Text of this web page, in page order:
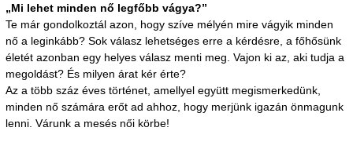
„Mi lehet minden nő legfőbb vágya?”
Te már gondolkoztál azon, hogy szíve mélyén mire vágyik minden
nő a leginkább? Sok válasz lehetséges erre a kérdésre, a főhősünk
életét azonban egy helyes válasz menti meg. Vajon ki az, aki tudja a
megoldást? És milyen árat kér érte?
Az a több száz éves történet, amellyel együtt megismerkedünk,
minden nő számára erőt ad ahhoz, hogy merjünk igazán önmagunk
lenni. Várunk a mesés női körbe!